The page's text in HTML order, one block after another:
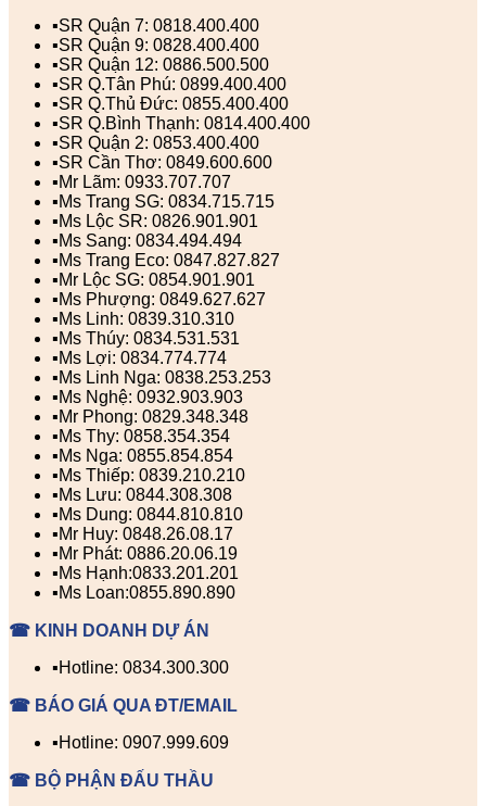
▪️SR Quận 7: 0818.400.400
▪️SR Quận 9: 0828.400.400
▪️SR Quận 12: 0886.500.500
▪️SR Q.Tân Phú: 0899.400.400
▪️SR Q.Thủ Đức: 0855.400.400
▪️SR Q.Bình Thạnh: 0814.400.400
▪️SR Quận 2: 0853.400.400
▪️SR Cần Thơ: 0849.600.600
▪️Mr Lãm: 0933.707.707
▪️Ms Trang SG: 0834.715.715
▪️Ms Lộc SR: 0826.901.901
▪️Ms Sang: 0834.494.494
▪️Ms Trang Eco: 0847.827.827
▪️Mr Lộc SG: 0854.901.901
▪️Ms Phượng: 0849.627.627
▪️Ms Linh: 0839.310.310
▪️Ms Thúy: 0834.531.531
▪️Ms Lợi: 0834.774.774
▪️Ms Linh Nga: 0838.253.253
▪️Ms Nghệ: 0932.903.903
▪️Mr Phong: 0829.348.348
▪️Ms Thy: 0858.354.354
▪️Ms Nga: 0855.854.854
▪️Ms Thiếp: 0839.210.210
▪️Ms Lưu: 0844.308.308
▪️Ms Dung: 0844.810.810
▪️Mr Huy: 0848.26.08.17
▪️Mr Phát: 0886.20.06.19
▪️Ms Hạnh:0833.201.201
▪️Ms Loan:0855.890.890
☎ KINH DOANH DỰ ÁN
▪️Hotline: 0834.300.300
☎ BÁO GIÁ QUA ĐT/EMAIL
▪️Hotline: 0907.999.609
☎ BỘ PHẬN ĐẤU THẦU